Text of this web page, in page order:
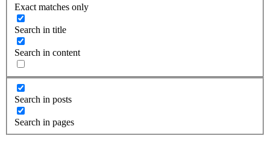
Exact matches only
Search in title
Search in content
Search in posts
Search in pages